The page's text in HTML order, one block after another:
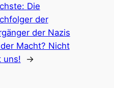
Die
der
der Nazis
Macht? Nicht
uns!
→